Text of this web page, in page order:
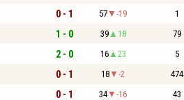
0 - 1 57 -19 1
1 - 0 39 18 79
2 - 0 16 23 5
0 - 1 18 -2 474
0 - 1 34 -16 43